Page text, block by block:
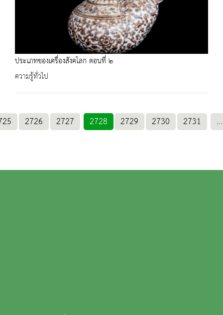
ประเภทของเครื่องสังคโลก ตอนที่ ๒
ความรู้ทั่วไป
2726 2727 2728 2729 2730 2731 ...